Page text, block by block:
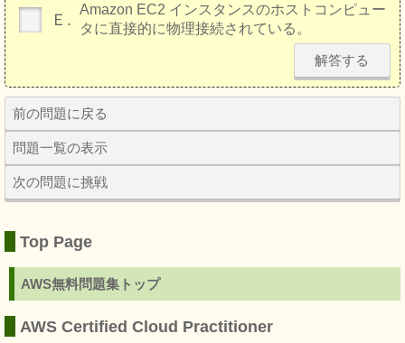
Ｅ.
Amazon EC2 インスタンスのホストコンピュー
タに直接的に物理接続されている。
解答する
前の問題に戻る
問題一覧の表示
次の問題に挑戦
Top Page
AWS無料問題集トップ
AWS Certified Cloud Practitioner